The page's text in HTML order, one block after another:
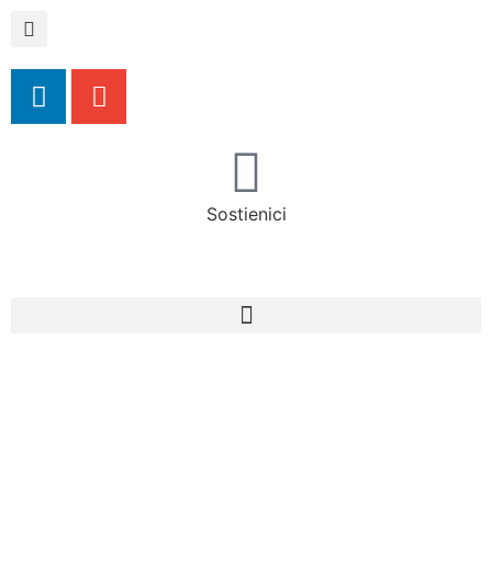
Sostienici